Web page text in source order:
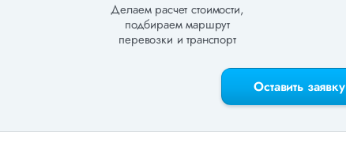
Делаем расчет стоимости,
подбираем маршрут
перевозки и транспорт
Оставить заявку